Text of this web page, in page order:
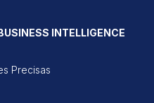
INTELLIGENCE
Precisas